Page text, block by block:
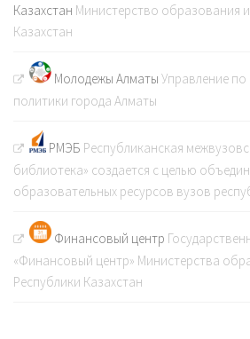
Казахстан Министерство образования
Казахстан
Молодежы Алматы Управление
политики города Алматы
РМЭБ Республиканская
библиотека» создается с целью
образовательных ресурсов вузов
Финансовый центр
«Финансовый центр» Министерства
Республики Казахстан